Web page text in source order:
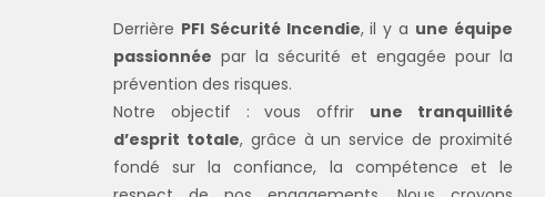
Derrière PFI Sécurité Incendie, il y a une équipe
passionnée par la sécurité et engagée pour la
prévention des risques.
Notre objectif : vous offrir une tranquillité
d’esprit totale, grâce à un service de proximité
fondé sur la confiance, la compétence et le